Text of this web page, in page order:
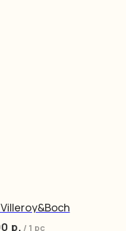
р. / 1 pc